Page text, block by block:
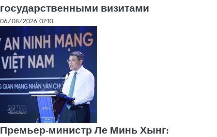
государственными визитами
06/08/2026 07:10
Премьер-министр Ле Минь Хынг: